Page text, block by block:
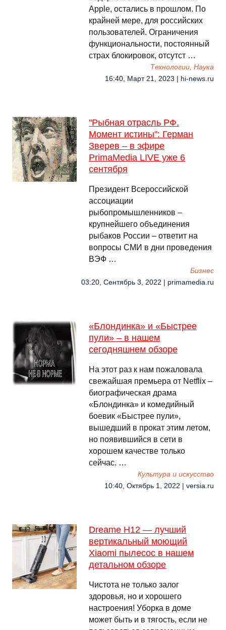
Apple, остались в прошлом. По
крайней мере, для российских
пользователей. Ограничения
функциональности, постоянный
страх блокировок, отсутст …
Технологии, Наука
16:40, Март 21, 2023 | hi-news.ru
"Рыбная отрасль РФ.
Момент истины": Герман
Зверев – в эфире
PrimaMedia LIVE уже 6
сентября
Президент Всероссийской
ассоциации
рыбопромышленников –
крупнейшего объединения
рыбаков России – ответит на
вопросы СМИ в дни проведения
ВЭФ …
Бизнес
03:20, Сентябрь 3, 2022 | primamedia.ru
«Блондинка» и «Быстрее
пули» – в нашем
сегодняшнем обзоре
На этот раз к нам пожаловала
свежайшая премьера от Netflix –
биографическая драма
«Блондинка» и комедийный
боевик «Быстрее пули»,
вышедший в прокат этим летом,
но появившийся в сети в
хорошем качестве только
сейчас. …
Культура и искусство
10:40, Октябрь 1, 2022 | versia.ru
Dreame H12 — лучший
вертикальный моющий
Xiaomi пылесос в нашем
детальном обзоре
Чистота не только залог
здоровья, но и хорошего
настроения! Уборка в доме
может быть и в тягость, если не